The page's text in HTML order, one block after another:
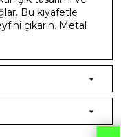
Bu kıyafetle
çıkarın. Metal